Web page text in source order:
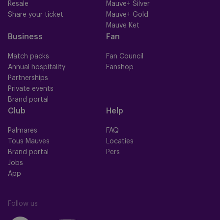
Resale
Share your ticket
Mauve+ Silver
Mauve+ Gold
Mauve Ket
Business
Match packs
Annual hospitality
Partnerships
Private events
Brand portal
Fan
Fan Council
Fanshop
Club
Palmares
Tous Mauves
Brand portal
Jobs
App
Help
FAQ
Locaties
Pers
Follow us